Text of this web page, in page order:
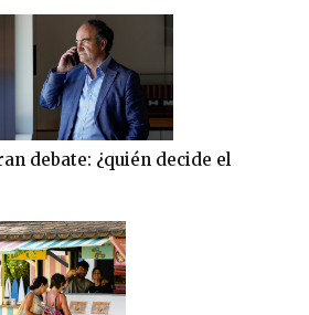
debate: ¿quién decide el